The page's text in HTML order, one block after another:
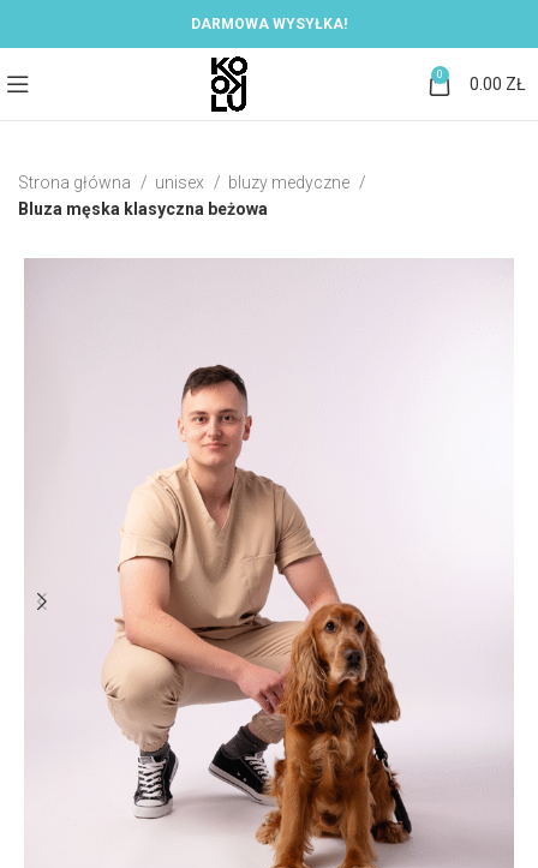
DARMOWA WYSYŁKA!
0 0.00 ZŁ
Strona główna unisex
bluzy medyczne
Bluza męska klasyczna beżowa